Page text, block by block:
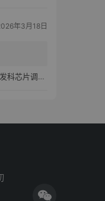
年3月18日
_v2.01 汉化版